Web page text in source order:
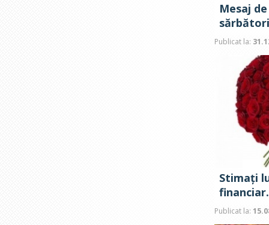
Mesaj
Publicat la:
Stimați
financiar.
Publicat la: